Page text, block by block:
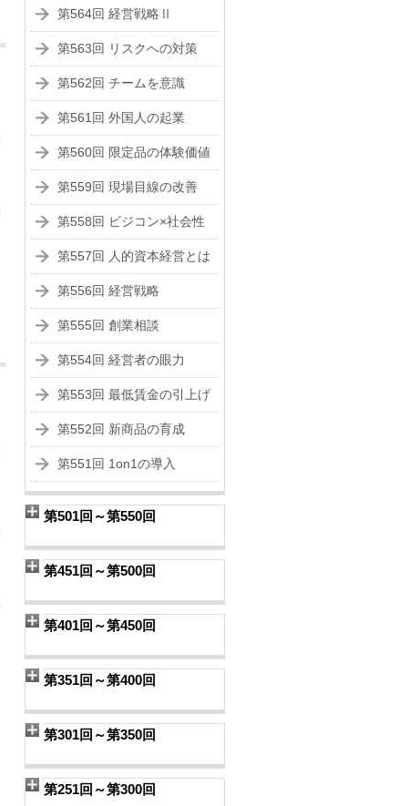
第564回 経営戦略Ⅱ
第563回 リスクへの対策
第562回 チームを意識
第561回 外国人の起業
第560回 限定品の体験価値
第559回 現場目線の改善
第558回 ビジコン×社会性
第557回 人的資本経営とは
第556回 経営戦略
第555回 創業相談
第554回 経営者の眼力
第553回 最低賃金の引上げ
第552回 新商品の育成
第551回 1on1の導入
第501回～第550回
第451回～第500回
第401回～第450回
第351回～第400回
第301回～第350回
第251回～第300回